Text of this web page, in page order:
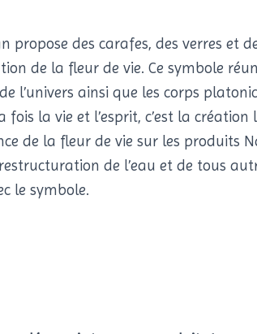
propose des carafes, des verres et
de la fleur de vie. Ce symbole
l’univers ainsi que les corps
fois la vie et l’esprit, c’est la création
de la fleur de vie sur les produits
de l’eau et de tous
le symbole.